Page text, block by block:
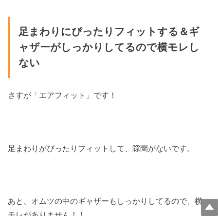
足まわりにぴったりフィットする＆ギ
ャザーがしっかりしてるので横モレし
ない
さすが「エアフィット」です！
足まわりがぴったりフィットして、隙間がないです。
あと、オムツの中のギャザーもしっかりしてるので、横